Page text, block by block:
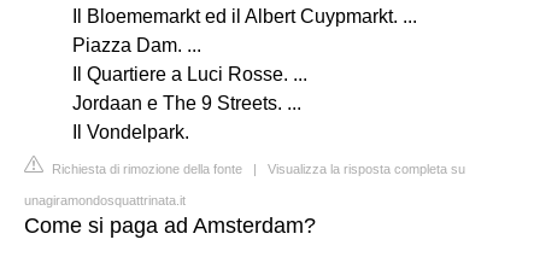
Il Bloememarkt ed il Albert Cuypmarkt. ...
Piazza Dam. ...
Il Quartiere a Luci Rosse. ...
Jordaan e The 9 Streets. ...
Il Vondelpark.
Richiesta di rimozione della fonte | Visualizza la risposta completa su
unagiramondosquattrinata.it
Come si paga ad Amsterdam?